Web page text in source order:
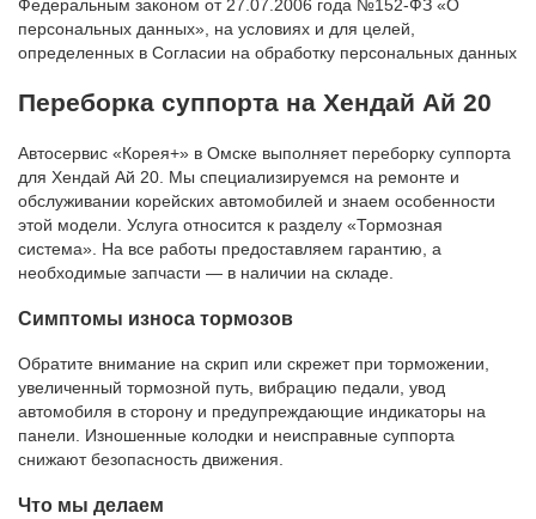
Федеральным законом от 27.07.2006 года №152-ФЗ «О
персональных данных», на условиях и для целей,
определенных в Согласии на обработку персональных данных
Переборка суппорта на Хендай Ай 20
Автосервис «Корея+» в Омске выполняет переборку суппорта
для Хендай Ай 20. Мы специализируемся на ремонте и
обслуживании корейских автомобилей и знаем особенности
этой модели. Услуга относится к разделу «Тормозная
система». На все работы предоставляем гарантию, а
необходимые запчасти — в наличии на складе.
Симптомы износа тормозов
Обратите внимание на скрип или скрежет при торможении,
увеличенный тормозной путь, вибрацию педали, увод
автомобиля в сторону и предупреждающие индикаторы на
панели. Изношенные колодки и неисправные суппорта
снижают безопасность движения.
Что мы делаем